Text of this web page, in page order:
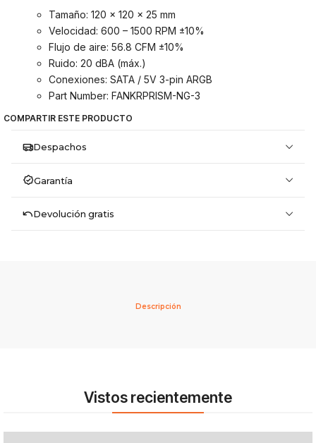
Tamaño: 120 x 120 x 25 mm
Velocidad: 600 – 1500 RPM ±10%
Flujo de aire: 56.8 CFM ±10%
Ruido: 20 dBA (máx.)
Conexiones: SATA / 5V 3-pin ARGB
Part Number: FANKRPRISM-NG-3
COMPARTIR ESTE PRODUCTO
Despachos
Garantía
Devolución gratis
Descripción
Vistos recientemente